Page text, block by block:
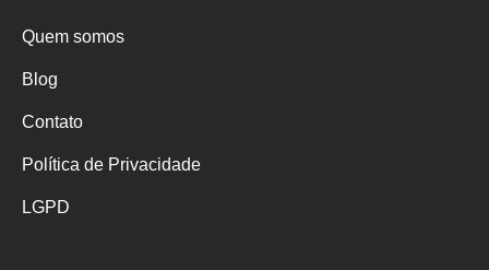
Quem somos
Blog
Contato
Política de Privacidade
LGPD